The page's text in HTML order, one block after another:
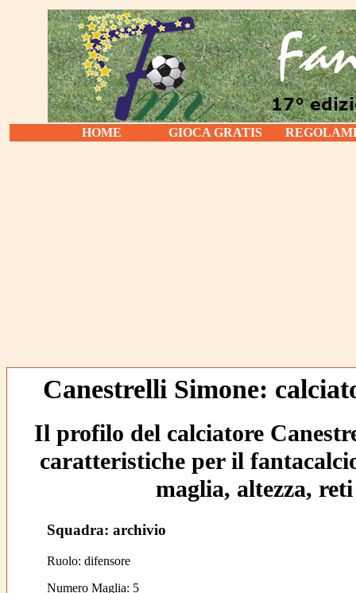
HOME GIOCA GRATIS
Canestrelli Simone:
Il profilo del calciatore
caratteristiche per il
maglia, altezza,
Squadra: archivio
Ruolo: difensore
Numero Maglia: 5